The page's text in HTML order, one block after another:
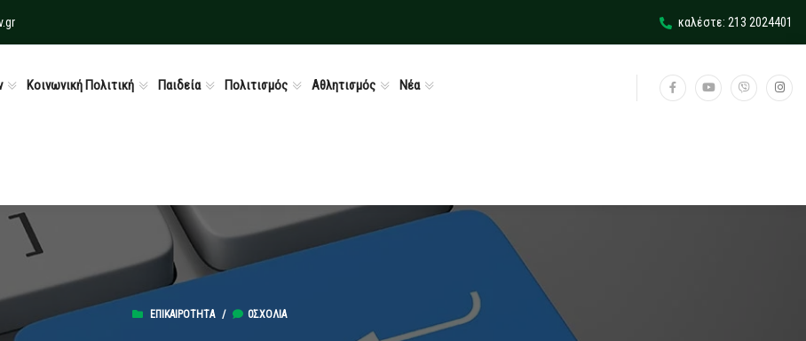
καλέστε: 213 2024401
Κοινωνική Πολιτική Παιδεία Πολιτισμός Αθλητισμός Νέα
ΕΠΙΚΑΙΡΌΤΗΤΑ/ 0ΣΧΌΛΙΑ